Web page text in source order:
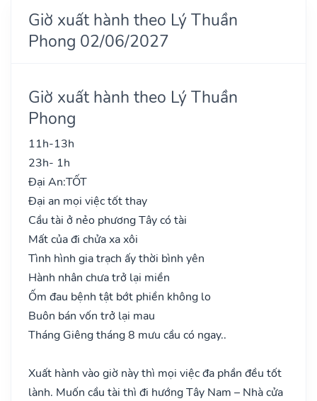
Giờ xuất hành theo Lý Thuần
Phong 02/06/2027
Giờ xuất hành theo Lý Thuần
Phong
11h-13h
23h- 1h
Đại An:TỐT
Đại an mọi việc tốt thay
Cầu tài ở nẻo phương Tây có tài
Mất của đi chửa xa xôi
Tình hình gia trạch ấy thời bình yên
Hành nhân chưa trở lại miền
Ốm đau bệnh tật bớt phiền không lo
Buôn bán vốn trở lại mau
Tháng Giêng tháng 8 mưu cầu có ngay..
Xuất hành vào giờ này thì mọi việc đa phần đều tốt
lành. Muốn cầu tài thì đi hướng Tây Nam – Nhà cửa